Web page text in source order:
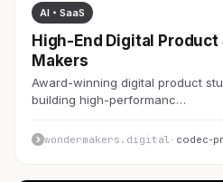
AI・SaaS
High-End Digital
Makers
Award-winning digital product
building high-performanc…
wondermakers.digital · codec-